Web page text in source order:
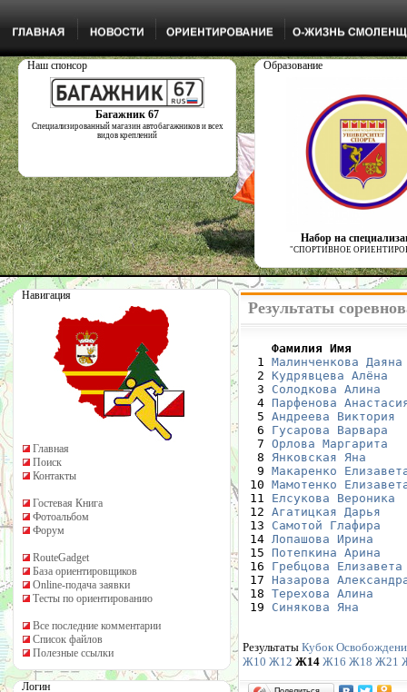
Наш спонсор
Багажник 67
Специализированный магазин автобагажников и всех
видов креплений
Образование
Набор на
"СПОРТИВНОЕ
Навигация
Главная
Поиск
Контакты
Гостевая Книга
Фотоальбом
Форум
RouteGadget
База ориентировщиков
Online-подача заявки
Тесты по ориентированию
Все последние комментарии
Список файлов
Полезные ссылки
Логин
Результаты
Фамилия Имя
1 Малинченкова Даяна
  2
Кудрявцева Алёна
  3
Солодкова Алина
  4
Парфенова
  5
Андреева Виктория
  6
Гусарова Варвара
  7
Орлова Маргарита
  8
Янковская Яна
  9
Макаренко
10 Мамотенко
11 Елсукова Вероника
12 Агатицкая Дарья
13 Самотой Глафира
14 Лопашова Ирина
15 Потепкина Арина
16 Гребцова Елизавета
17 Назарова
18 Терехова Алина
19 Синякова Яна
Результаты Кубок
Ж10 Ж12 Ж14 Ж16 Ж18 Ж21